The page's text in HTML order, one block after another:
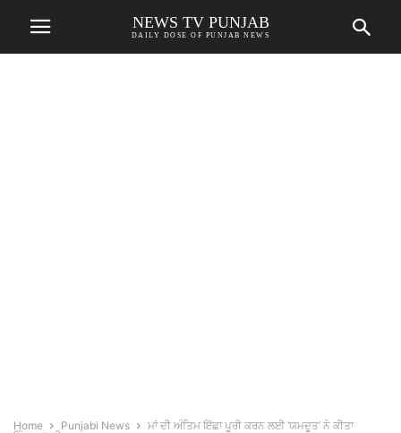
NEWS TV PUNJAB
DAILY DOSE OF PUNJAB NEWS
Home Punjabi News
ਮਾਂ ਦੀ ਅੰਤਿਮ ਇੱਛਾ ਪੂਰੀ ਕਰਨ ਲਈ ‘ਯਮਦੂਤ’ ਨੇ ਕੀਤਾ